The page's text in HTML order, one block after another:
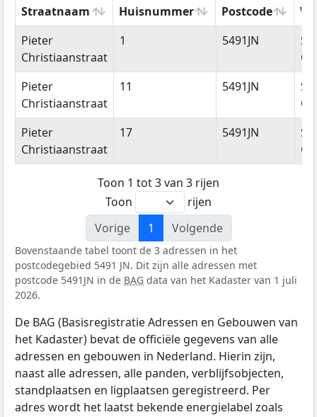
Straatnaam Huisnummer Postcode
Straatnaam
Huisnummer Postcode
Pieter
Christiaanstraat
1 5491JN
Pieter
Christiaanstraat
11 5491JN
Pieter
Christiaanstraat
17 5491JN
Toon 1 tot 3 van 3 rijen
Toon
rijen
Vorige
1 Volgende
Bovenstaande tabel toont de 3 adressen in het
postcodegebied 5491 JN. Dit zijn alle adressen met
postcode 5491JN in de BAG data van het Kadaster van 1 juli
2026.
De BAG (Basisregistratie Adressen en Gebouwen van
het Kadaster) bevat de officiële gegevens van alle
adressen en gebouwen in Nederland. Hierin zijn,
naast alle adressen, alle panden, verblijfsobjecten,
standplaatsen en ligplaatsen geregistreerd. Per
adres wordt het laatst bekende energielabel zoals